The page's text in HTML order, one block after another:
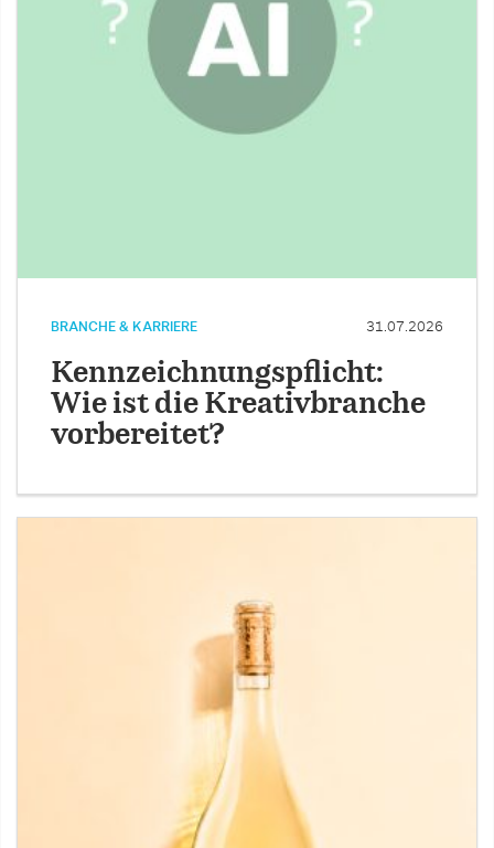
BRANCHE & KARRIERE 31.07.2026
Kennzeichnungspflicht:
Wie ist die Kreativbranche
vorbereitet?